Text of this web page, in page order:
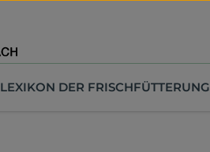
LEXIKON DER FRISCHFÜTTERUNG